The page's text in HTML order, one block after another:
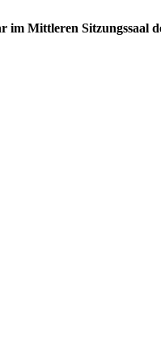
Mittleren Sitzungssaal